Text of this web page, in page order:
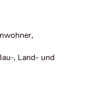
, Land- und